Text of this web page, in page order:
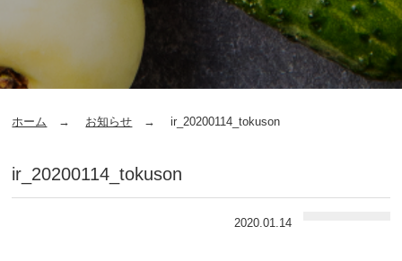
ホーム お知らせ ir_20200114_tokuson
ir_20200114_tokuson
2020.01.14